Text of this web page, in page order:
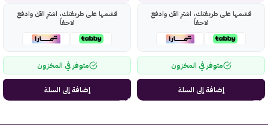
قسّمها على طريقتك، اشترِ الآن وادفع
لاحقاً
متوفر في المخزون
إضافة إلى السلة
قسّمها على طريقتك، اشترِ الآن وادفع
لاحقاً
متوفر في المخزون
إضافة إلى السلة